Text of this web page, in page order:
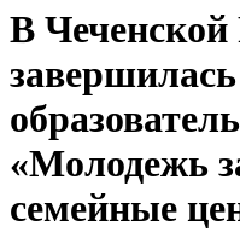
В Чеченской
завершилась
«Молодежь
семейные